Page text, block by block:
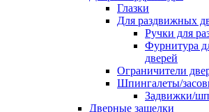
Глазки
Для раздвижных
Ручки для
Фурнитура
дверей
Ограничители
Шпингалеты/
Задвижки/
Дверные защелки